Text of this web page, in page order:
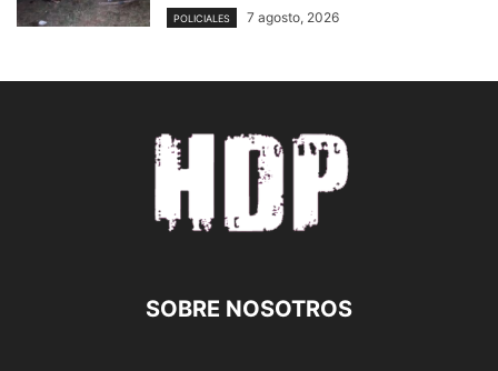
POLICIALES 7 agosto, 2026
SOBRE NOSOTROS